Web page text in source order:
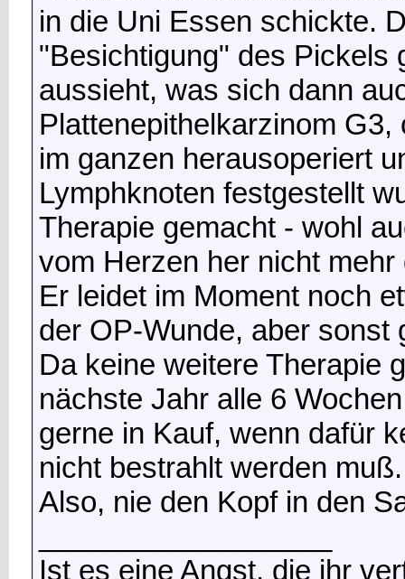
in die Uni Essen schickte.
"Besichtigung" des Pickels
aussieht, was sich dann
Plattenepithelkarzinom
im ganzen herausoperiert
Lymphknoten festgestellt
Therapie gemacht - wohl
vom Herzen her nicht
Er leidet im Moment noch
der OP-Wunde, aber sonst
Da keine weitere Therapie
nächste Jahr alle 6
gerne in Kauf, wenn dafür
nicht bestrahlt werden muß.
Also, nie den Kopf in den
Ist es eine Angst, die ihr